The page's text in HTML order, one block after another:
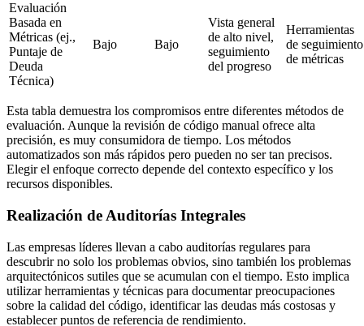
Evaluación
Basada en
Métricas (ej.,
Puntaje de
Deuda
Técnica)
Bajo Bajo
Vista general
de alto nivel,
seguimiento
del progreso
Herramientas
de seguimiento
de métricas
Esta tabla demuestra los compromisos entre diferentes métodos de
evaluación. Aunque la revisión de código manual ofrece alta
precisión, es muy consumidora de tiempo. Los métodos
automatizados son más rápidos pero pueden no ser tan precisos.
Elegir el enfoque correcto depende del contexto específico y los
recursos disponibles.
Realización de Auditorías Integrales
Las empresas líderes llevan a cabo auditorías regulares para
descubrir no solo los problemas obvios, sino también los problemas
arquitectónicos sutiles que se acumulan con el tiempo. Esto implica
utilizar herramientas y técnicas para documentar preocupaciones
sobre la calidad del código, identificar las deudas más costosas y
establecer puntos de referencia de rendimiento.